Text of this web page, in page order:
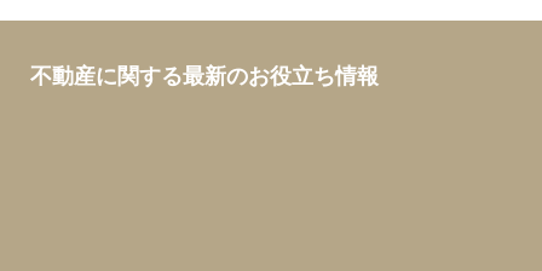
不動産に関する最新のお役立ち情報